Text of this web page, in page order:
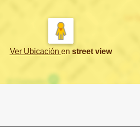
Ver Ubicación en street view